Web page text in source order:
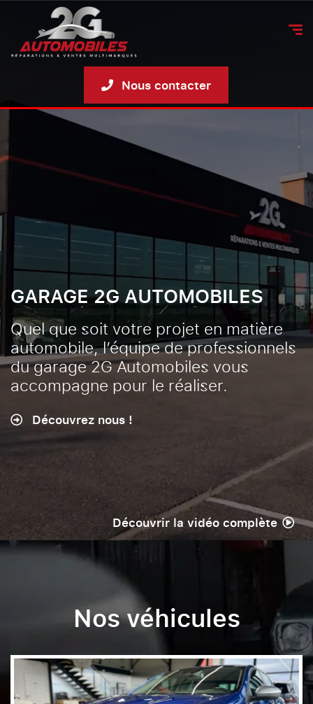
Nous contacter
GARAGE 2G AUTOMOBILES
Quel que soit votre projet en matière
automobile, l’équipe de professionnels
du garage 2G Automobiles vous
accompagne pour le réaliser.
Découvrez nous !
Découvrir la vidéo complète
Nos véhicules